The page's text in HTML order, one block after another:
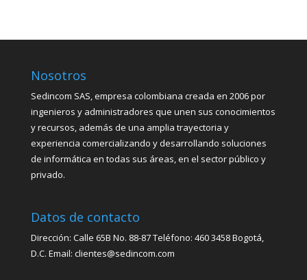
Nosotros
Sedincom SAS, empresa colombiana creada en 2006 por
ingenieros y administradores que unen sus conocimientos
y recursos, además de una amplia trayectoria y
experiencia comercializando y desarrollando soluciones
de informática en todas sus áreas, en el sector público y
privado.
Datos de contacto
Dirección: Calle 65B No. 88-87 Teléfono: 460 3458 Bogotá,
D.C. Email: clientes@sedincom.com